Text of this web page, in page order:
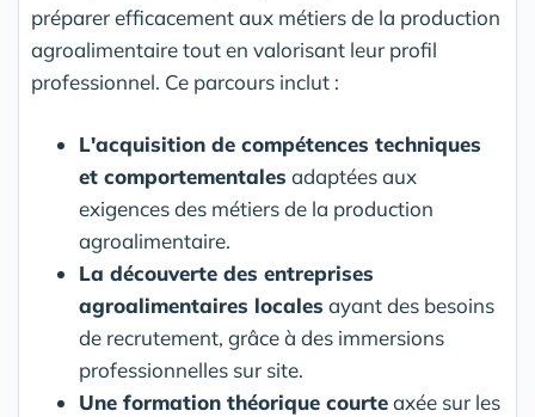
préparer efficacement aux métiers de la production
agroalimentaire tout en valorisant leur profil
professionnel. Ce parcours inclut :
L'acquisition de compétences techniques
et comportementales adaptées aux
exigences des métiers de la production
agroalimentaire.
La découverte des entreprises
agroalimentaires locales ayant des besoins
de recrutement, grâce à des immersions
professionnelles sur site.
Une formation théorique courteaxée sur les